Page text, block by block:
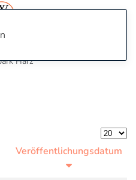
Harz
Veröffentlichungsdatum